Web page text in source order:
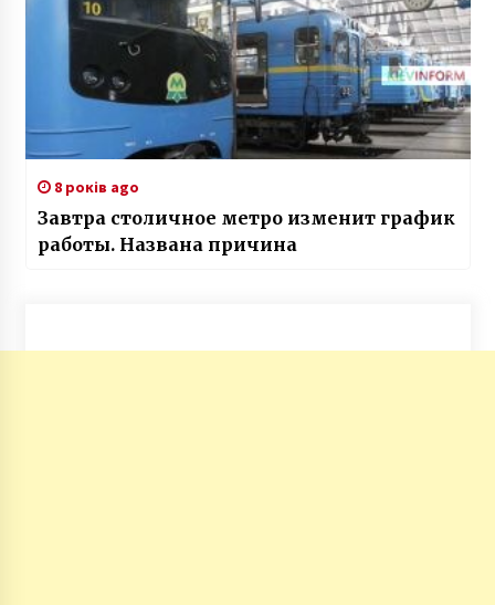
8 років ago
Завтра столичное метро изменит график
работы. Названа причина